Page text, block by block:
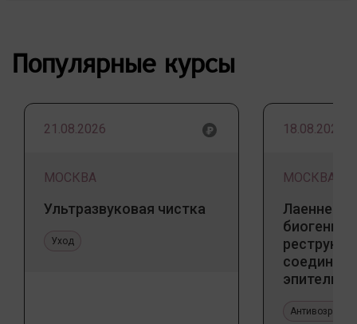
Популярные курсы
21.08.2026
МОСКВА
Ультразвуковая чистка
Уход
18.08.2026
МОСКВА
Лаеннек
биогенный